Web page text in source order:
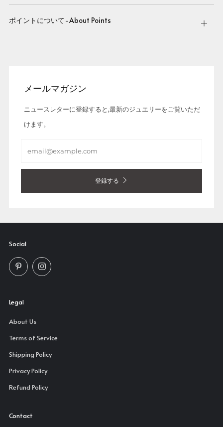
tab
ポイントについて-About Points
Open
メールマガジン
ニュースレターに登録すると,最新のジュエリーをご覧いただ
けます。
登録する
Social
PinterestInstagram
Legal
About Us
Terms of Service
Shipping Policy
Privacy Policy
Refund Policy
Contact